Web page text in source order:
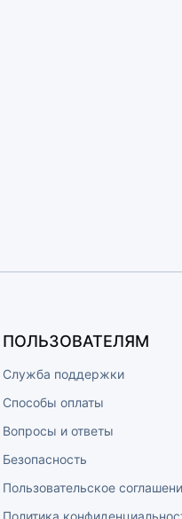
ПОЛЬЗОВАТЕЛЯМ
Служба поддержки
Способы оплаты
Вопросы и ответы
Безопасность
Пользовательское
Политика